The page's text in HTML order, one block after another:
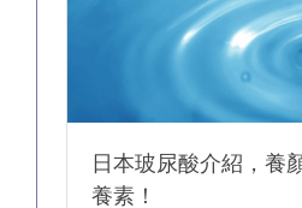
日本玻尿酸介紹，養
養素！